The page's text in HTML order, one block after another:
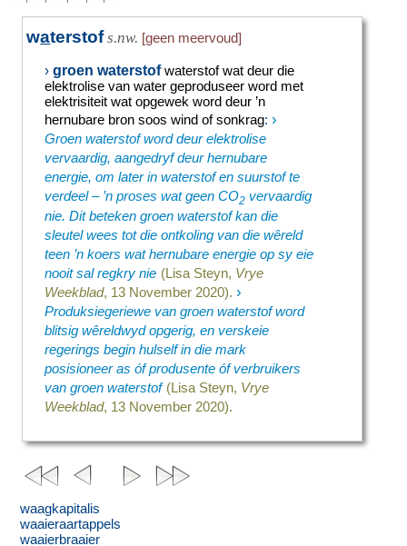
waterstof s.nw. [geen meervoud]
›groen waterstofwaterstof wat deur die
elektrolise van water geproduseer word met
elektrisiteit wat opgewek word deur ’n
hernubare bron soos wind of sonkrag:›
Groen waterstof word deur elektrolise
vervaardig, aangedryf deur hernubare
energie, om later in waterstof en suurstof te
verdeel – ’n proses wat geen CO2 vervaardig
nie. Dit beteken groen waterstof kan die
sleutel wees tot die ontkoling van die wêreld
teen ’n koers wat hernubare energie op sy eie
nooit sal regkry nie (Lisa Steyn, Vrye
Weekblad, 13 November 2020). ›
Produksiegeriewe van groen waterstof word
blitsig wêreldwyd opgerig, en verskeie
regerings begin hulself in die mark
posisioneer as óf produsente óf verbruikers
van groen waterstof (Lisa Steyn, Vrye
Weekblad, 13 November 2020).
waagkapitalis
waaieraartappels
waaierbraaier